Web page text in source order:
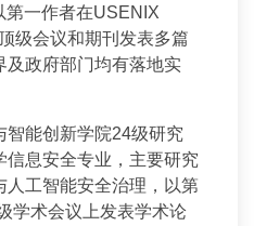
第一作者在USENIX
级会议和期刊发表多篇
及政府部门均有落地实
智能创新学院24级研究
息安全专业，主要研究
工智能安全治理，以第
学术会议上发表学术论